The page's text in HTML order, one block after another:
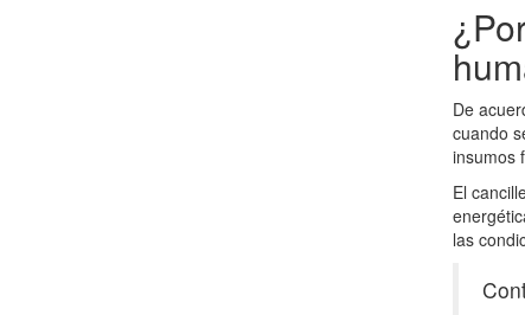
De
cuando
insumos
El
las